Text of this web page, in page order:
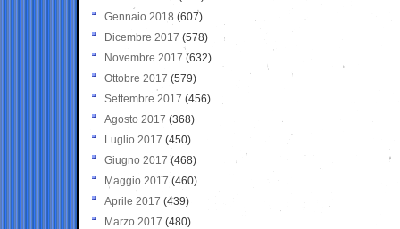
Gennaio 2018 (607)
Dicembre 2017 (578)
Novembre 2017 (632)
Ottobre 2017 (579)
Settembre 2017 (456)
Agosto 2017 (368)
Luglio 2017 (450)
Giugno 2017 (468)
Maggio 2017 (460)
Aprile 2017 (439)
Marzo 2017 (480)